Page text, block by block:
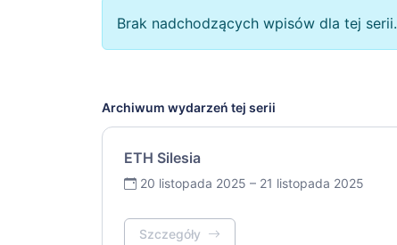
Brak nadchodzących wpisów dla tej serii.
Archiwum wydarzeń tej serii
ETH Silesia
20 listopada 2025 – 21 listopada 2025
Szczegóły